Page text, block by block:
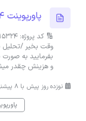
پاورپوینت 115324 /
بفرمایید به صورت
و هزینش چقدر
نوزده روز پیش با 8 پیشنهاد رسیده